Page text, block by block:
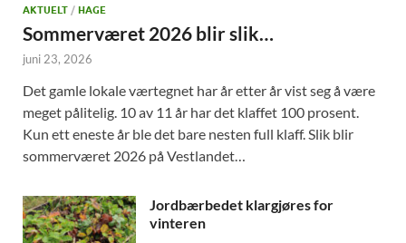
AKTUELT / HAGE
Sommerværet 2026 blir slik…
juni 23, 2026
Det gamle lokale værtegnet har år etter år vist seg å være
meget pålitelig. 10 av 11 år har det klaffet 100 prosent.
Kun ett eneste år ble det bare nesten full klaff. Slik blir
sommerværet 2026 på Vestlandet…
Jordbærbedet klargjøres for
vinteren